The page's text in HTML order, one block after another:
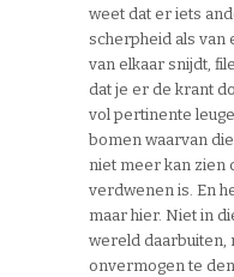
weet dat er iets
scherpheid als van
van elkaar snijdt,
dat je er de krant
vol pertinente
bomen waarvan
niet meer kan zien
verdwenen is. En
maar hier. Niet in
wereld daarbuiten,
onvermogen te